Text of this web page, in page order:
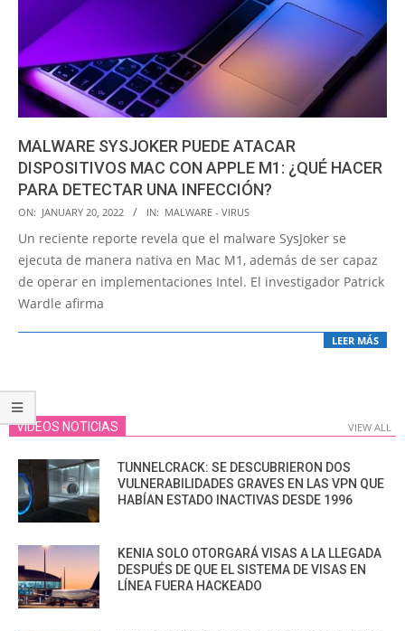
MALWARE SYSJOKER PUEDE ATACAR
DISPOSITIVOS MAC CON APPLE M1: ¿QUÉ HACER
PARA DETECTAR UNA INFECCIÓN?
2022-
01-
20
ON: JANUARY 20, 2022 IN: MALWARE - VIRUS
Un reciente reporte revela que el malware SysJoker se
ejecuta de manera nativa en Mac M1, además de ser capaz
de operar en implementaciones Intel. El investigador Patrick
Wardle afirma
LEER MÁS
VIDEOS NOTICIAS VIEW ALL
TUNNELCRACK: SE DESCUBRIERON DOS
VULNERABILIDADES GRAVES EN LAS VPN QUE
HABÍAN ESTADO INACTIVAS DESDE 1996
KENIA SOLO OTORGARÁ VISAS A LA LLEGADA
DESPUÉS DE QUE EL SISTEMA DE VISAS EN
LÍNEA FUERA HACKEADO